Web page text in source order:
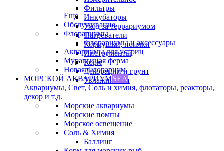
Фильтры
Инкубаторы
Уход за террариумом
Нагреватели
Кормушки, поилки
Инструменты
Корм
Декорации и грунт
Увлажнители
Еще
Обслуживание
Флорариумы
Флорариумы и аксессуары
Аквариумы для устриц
Муравьиная ферма
Новая Флорариум
МОРСКОЙ АКВАРИУМSEA
Аквариумы, Свет, Соль и химия, флотаторы, реакторы,
декор и т.д.
Морские аквариумы
Морские помпы
Морское освещение
Соль & Химия
Баллинг